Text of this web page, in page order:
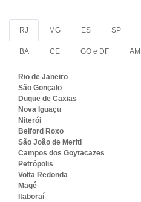
RJ MG ES SP
BA CE GO e DF AM
Rio de Janeiro
São Gonçalo
Duque de Caxias
Nova Iguaçu
Niterói
Belford Roxo
São João de Meriti
Campos dos Goytacazes
Petrópolis
Volta Redonda
Magé
Itaboraí